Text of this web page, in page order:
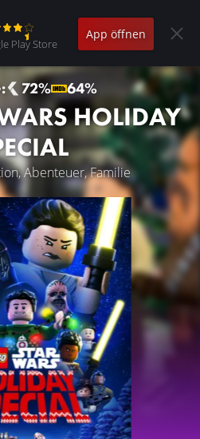
Play Store
App öffnen
72% 64%
HOLIDAY
Abenteuer, Familie